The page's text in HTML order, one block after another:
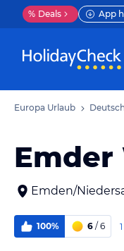
% Deals App
Europa Urlaub
Emden/
100% 6 / 6